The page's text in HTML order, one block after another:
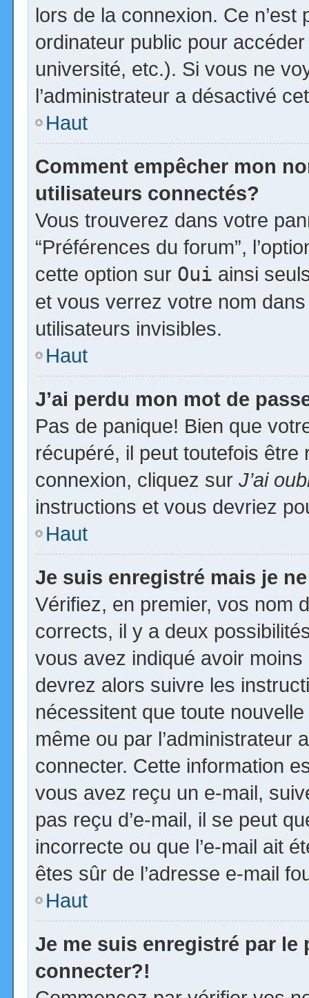
lors de la connexion. Ce
ordinateur public pour
université, etc.). Si vous ne
l’administrateur a désactivé
Haut
Comment empêcher mon
utilisateurs connectés?
Vous trouverez dans votre
“Préférences du forum”,
cette option sur Oui ainsi
et vous verrez votre nom
utilisateurs invisibles.
Haut
J’ai perdu mon mot de
Pas de panique! Bien que
récupéré, il peut toutefois
connexion, cliquez sur J’ai
instructions et vous devriez
Haut
Je suis enregistré mais je
Vérifiez, en premier, vos nom
corrects, il y a deux
vous avez indiqué avoir
devrez alors suivre les
nécessitent que toute
même ou par l’administrateur
connecter. Cette information
vous avez reçu un e-mail,
pas reçu d’e-mail, il se peut
incorrecte ou que l’e-mail ait
êtes sûr de l’adresse e-mail
Haut
Je me suis enregistré par le
connecter?!